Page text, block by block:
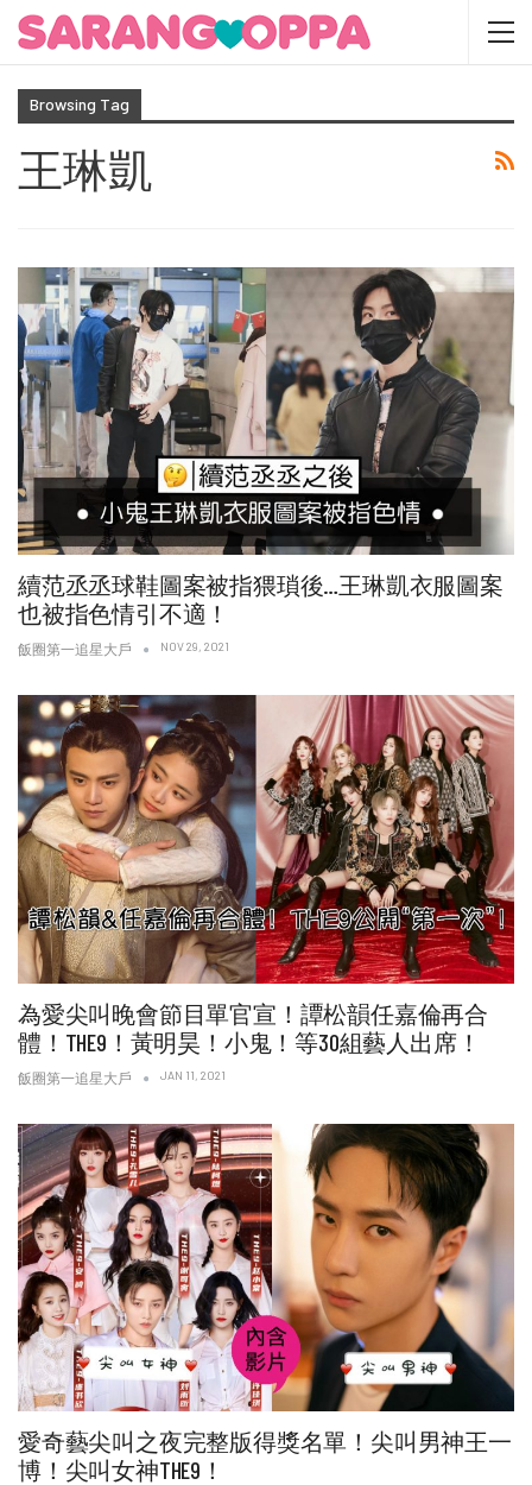
Browsing Tag
王琳凱
續范丞丞球鞋圖案被指猥瑣後…王琳凱衣服圖案
也被指色情引不適！
飯圈第一追星大戶 NOV 29, 2021
為愛尖叫晚會節目單官宣！譚松韻任嘉倫再合
體！THE9！黃明昊！小鬼！等30組藝人出席！
飯圈第一追星大戶 JAN 11, 2021
愛奇藝尖叫之夜完整版得獎名單！尖叫男神王一
博！尖叫女神THE9！